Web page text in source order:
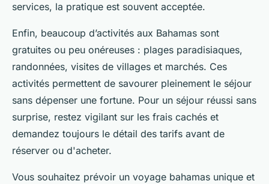
services, la pratique est souvent acceptée.
Enfin, beaucoup d’activités aux Bahamas sont
gratuites ou peu onéreuses : plages paradisiaques,
randonnées, visites de villages et marchés. Ces
activités permettent de savourer pleinement le séjour
sans dépenser une fortune. Pour un séjour réussi sans
surprise, restez vigilant sur les frais cachés et
demandez toujours le détail des tarifs avant de
réserver ou d'acheter.
Vous souhaitez prévoir un voyage bahamas unique et